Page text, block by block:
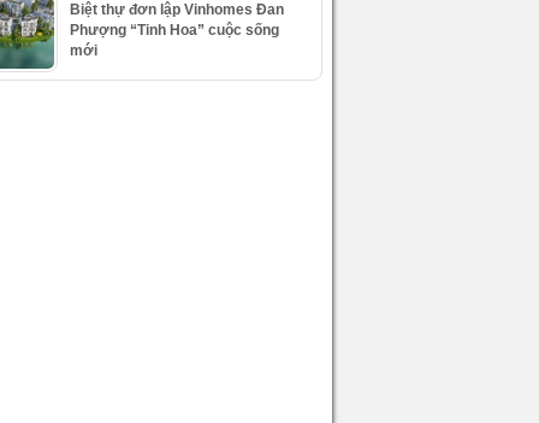
Biệt thự đơn lập Vinhomes Đan
Phượng “Tinh Hoa” cuộc sống
mới